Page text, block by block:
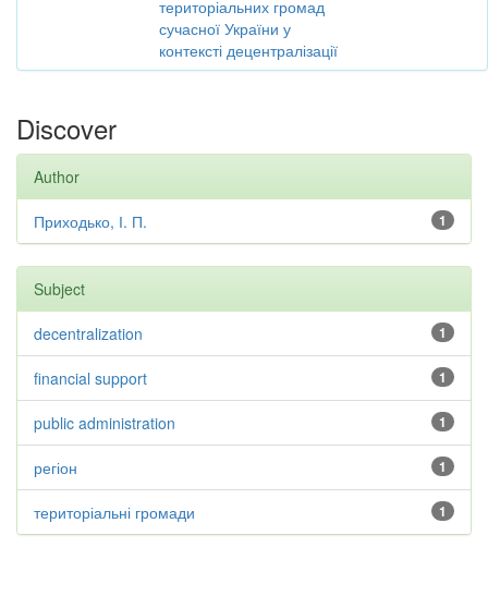
територіальних громад
сучасної України у
контексті децентралізації
Discover
Author
1
Приходько, І. П.
Subject
1
decentralization
1
financial support
1
public administration
1
регіон
1
територіальні громади